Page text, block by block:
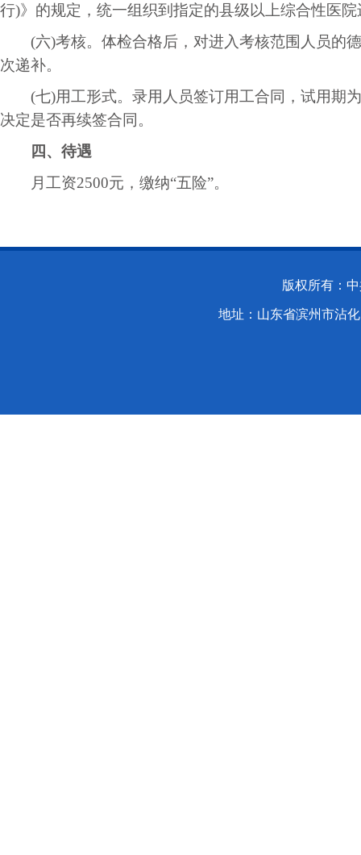
行)》的规定，统一组织到指定的县级以上综合性医
(六)考核。体检合格后，对进入考核范围人员的德
次递补。
(七)用工形式。录用人员签订用工合同，试用期为
决定是否再续签合同。
四、待遇
月工资2500元，缴纳“五险”。
版权所有：
地址：山东省滨州市沾